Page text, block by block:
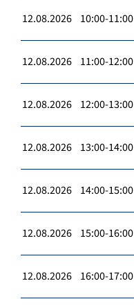
12.08.2026 10:00-11:00
12.08.2026 11:00-12:00
12.08.2026 12:00-13:00
12.08.2026 13:00-14:00
12.08.2026 14:00-15:00
12.08.2026 15:00-16:00
12.08.2026 16:00-17:00